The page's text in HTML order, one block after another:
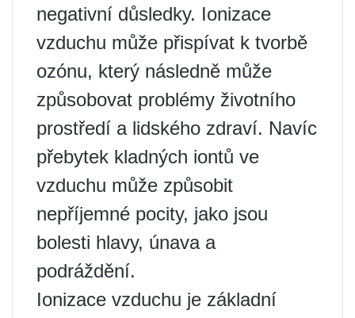
negativní důsledky. Ionizace
vzduchu může přispívat k tvorbě
ozónu, který následně může
způsobovat problémy životního
prostředí a lidského zdraví. Navíc
přebytek kladných iontů ve
vzduchu může způsobit
nepříjemné pocity, jako jsou
bolesti hlavy, únava a
podráždění.
Ionizace vzduchu je základní